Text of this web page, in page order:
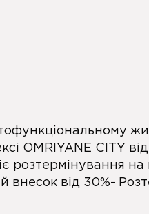
OMRIYANE CITY
розтермінування на
внесок від 30%-